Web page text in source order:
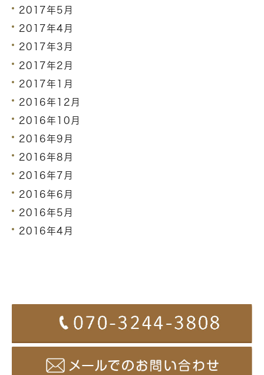
2017年5月
2017年4月
2017年3月
2017年2月
2017年1月
2016年12月
2016年10月
2016年9月
2016年8月
2016年7月
2016年6月
2016年5月
2016年4月